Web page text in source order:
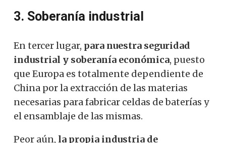
3. Soberanía industrial
En tercer lugar, para nuestra seguridad
industrial y soberanía económica, puesto
que Europa es totalmente dependiente de
China por la extracción de las materias
necesarias para fabricar celdas de baterías y
el ensamblaje de las mismas.
Peor aún, la propia industria de